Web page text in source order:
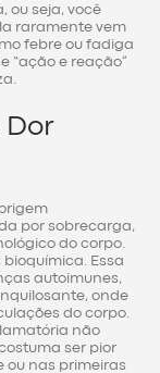
ou seja, você
raramente vem
febre ou fadiga
“ação e reação”
Dor
por sobrecarga,
do corpo.
Essa
autoimunes,
onde
do corpo.
não
ser pior
ou nas primeiras